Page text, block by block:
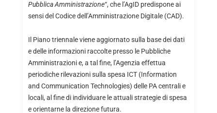
Pubblica Amministrazione“, che l’AgID predispone ai
sensi del Codice dell’Amministrazione Digitale (CAD).
Il Piano triennale viene aggiornato sulla base dei dati
e delle informazioni raccolte presso le Pubbliche
Amministrazioni e, a tal fine, l’Agenzia effettua
periodiche rilevazioni sulla spesa ICT (Information
and Communication Technologies) delle PA centrali e
locali, al fine di individuare le attuali strategie di spesa
e orientarne la direzione futura.